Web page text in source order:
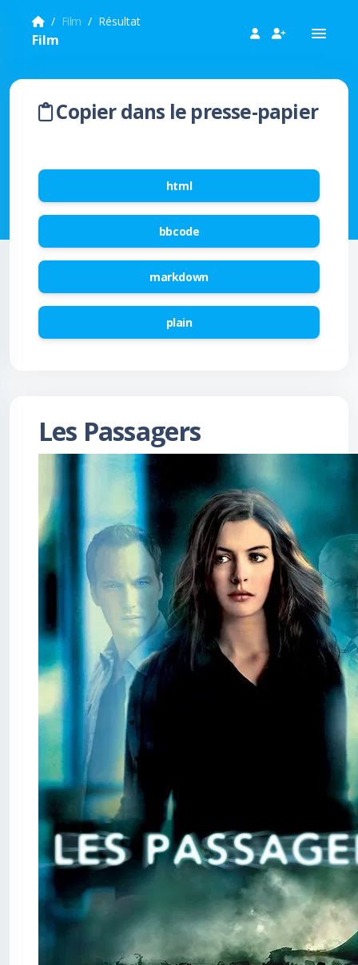
Film Résultat
Film
Copier dans le presse-papier
html
bbcode
markdown
plain
Les Passagers